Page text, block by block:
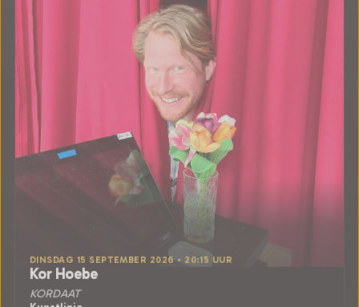
DINSDAG 15 SEPTEMBER 2026 • 20:15 UUR
Kor Hoebe
KORDAAT